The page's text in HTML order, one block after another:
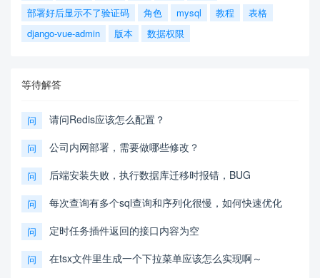
部署好后显示不了验证码
角色 mysql 教程
表格
django-vue-admin
版本 数据权限
等待解答
问 请问Redis应该怎么配置？
问 公司内网部署，需要做哪些修改？
问 后端安装失败，执行数据库迁移时报错，BUG
问 每次查询有多个sql查询和序列化很慢，如何快速优化
问 定时任务插件返回的接口内容为空
问 在tsx文件里生成一个下拉菜单应该怎么实现啊～